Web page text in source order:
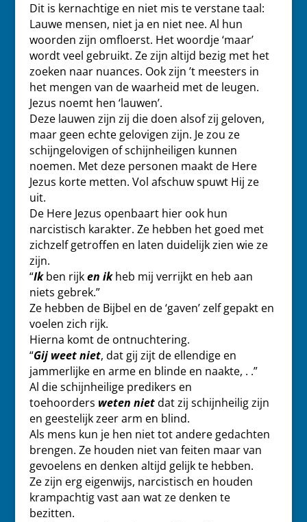
Dit is kernachtige en niet mis te verstane taal:
Lauwe mensen, niet ja en niet nee. Al hun
woorden zijn omfloerst. Het woordje ‘maar’
wordt veel gebruikt. Ze zijn altijd bezig met het
zoeken naar nuances. Ook zijn ’t meesters in
het mengen van de waarheid met de leugen.
Jezus noemt hen ‘lauwen’.
Deze lauwen zijn zij die doen alsof zij geloven,
maar geen echte gelovigen zijn. Je zou ze
schijngelovigen of schijnheiligen kunnen
noemen. Met deze personen maakt de Here
Jezus korte metten. Vol afschuw spuwt Hij ze
uit.
De Here Jezus openbaart hier ook hun
narcistisch karakter. Ze hebben het goed met
zichzelf getroffen en laten duidelijk zien wie ze
zijn.
“Ikben rijken ikheb mij verrijkt en heb aan
niets gebrek.”
Ze hebben de Bijbel en de ‘gaven’ zelf gepakt en
voelen zich rijk.
Hierna komt de ontnuchtering.
“Gij weet niet, dat gij zijt de ellendige en
jammerlijke en arme en blinde en naakte, . .”
Al die schijnheilige predikers en
toehoorders weten nietdat zij schijnheilig zijn
en geestelijk zeer arm en blind.
Als mens kun je hen niet tot andere gedachten
brengen. Ze houden niet van feiten maar van
gevoelens en denken altijd gelijk te hebben.
Ze zijn erg eigenwijs, narcistisch en houden
krampachtig vast aan wat ze denken te
bezitten.